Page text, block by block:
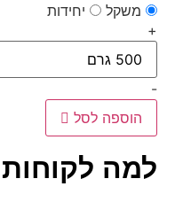
משקל
יחידות
+
-
הוספה לסל
למה לקוחות